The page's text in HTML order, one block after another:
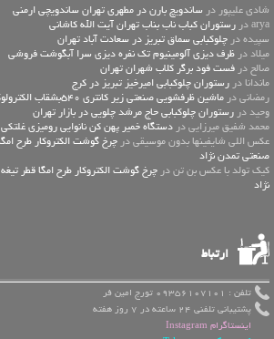
شادی علیپور در ساندویچ بارن در مطهری تهران ساندویچی ارمنی
arya در
رستوران کباب ناب بناب تهران آیت الله کاشانی
سپیده در چلوکبابی سماق تبریز در سعادت آباد تهران
میلاد در ظرف دیزی آلومینیوم تک نفره دیزی سرا آبگوشت فروشی
صالح در فست فود برگر کلاب شهران تهران
ماندانا در رستوران چلوکبابی امیرخیز تبریز در کرج
رمضانی در ماشین ظرفشویی صنعتی زیر کانتری 540بشقاب الکترولوکس
وحید در رستوران چلوکبابی حاج مرشد چلویی در بازار تهران
محمد شفیق میرزایی در دستگاه خمیر پهن کن نانوایی رومیزی غلتکی
عكس اللي شايفينها بدون موسيقى در
صنعتی تمدن نژاد
کیک تولد با عکس بن تن در
نژاد
ارتباط
تلفن : 09356107101 تورج امین فر
پشتیبانی تلفنی 24 ساعته در 7 روز هفته
اینستاگرام Instagram